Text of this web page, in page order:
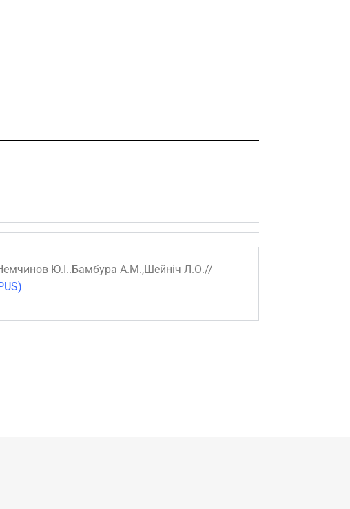
Ю.І..Бамбура А.М.,Шейніч Л.О.//